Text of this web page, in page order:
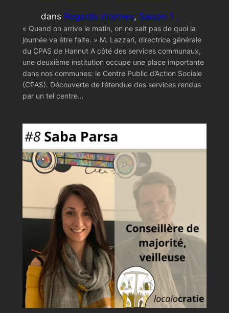
dans Regards internes, Saison 1
« Quand on arrive le matin, on ne sait pas de quoi la
journée va être faite. » M. Lazzari, directrice générale
du CPAS de Hannut A côté des services communaux,
une deuxième institution occupe une place importante
dans nos communes: le Centre Public d’Action Sociale
(CPAS). Découverte de l’étendue des services rendus
par un tel centre…